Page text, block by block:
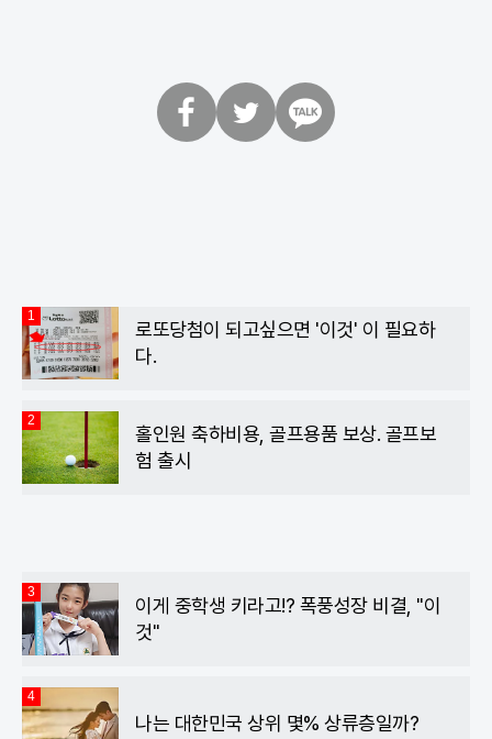
1
로또당첨이 되고싶으면 '이것' 이 필요하
다.
2
홀인원 축하비용, 골프용품 보상. 골프보
험 출시
3
이게 중학생 키라고!? 폭풍성장 비결, "이
것"
4
나는 대한민국 상위 몇% 상류층일까?